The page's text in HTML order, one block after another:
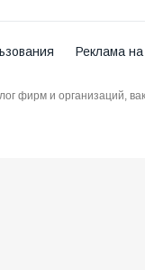
Реклама
фирм и организаций,